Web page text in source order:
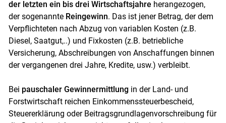
der letzten ein bis drei Wirtschaftsjahre herangezogen,
der sogenannte Reingewinn. Das ist jener Betrag, der dem
Verpflichteten nach Abzug von variablen Kosten (z.B.
Diesel, Saatgut,..) und Fixkosten (z.B. betriebliche
Versicherung, Abschreibungen von Anschaffungen binnen
der vergangenen drei Jahre, Kredite, usw.) verbleibt.
Bei pauschaler Gewinnermittlungin der Land- und
Forstwirtschaft reichen Einkommenssteuerbescheid,
Steuererklärung oder Beitragsgrundlagenvorschreibung für